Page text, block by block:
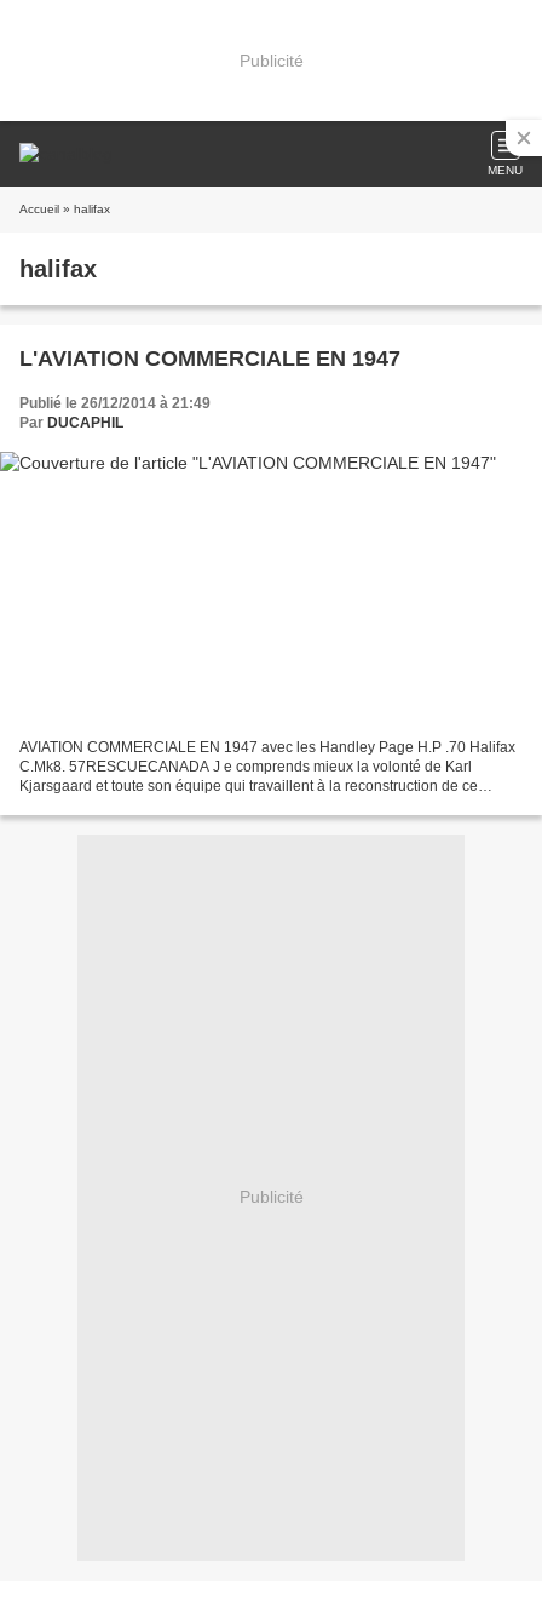
Publicité
MENU
Accueil » halifax
halifax
L'AVIATION COMMERCIALE EN 1947
Publié le 26/12/2014 à 21:49
Par DUCAPHIL
AVIATION COMMERCIALE EN 1947 avec les Handley Page H.P .70 Halifax
C.Mk8. 57RESCUECANADA J e comprends mieux la volonté de Karl
Kjarsgaard et toute son équipe qui travaillent à la reconstruction de ce
Publicité